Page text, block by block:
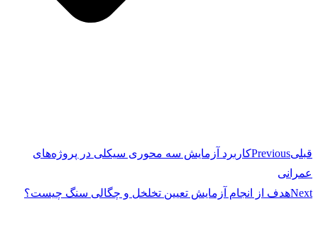
قبلیPreviousکاربرد آزمایش سه محوری سیکلی در پروژه‌های
عمرانی
Nextهدف از انجام آزمایش تعیین تخلخل و چگالی سنگ چیست؟